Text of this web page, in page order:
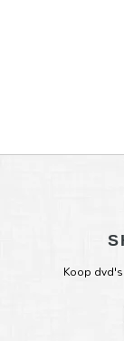
Koop